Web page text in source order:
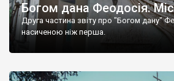
Богом дана Феодосія.
Друга частина звіту про "Богом дану"
насиченою ніж перша.